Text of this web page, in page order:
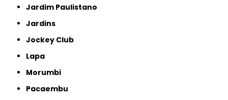
Jardim Paulistano
Jardins
Jockey Club
Lapa
Morumbi
Pacaembu